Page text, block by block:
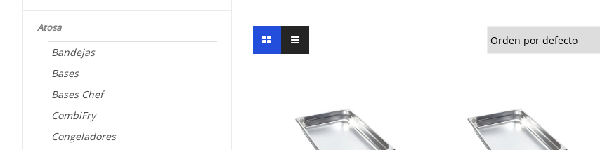
Atosa
Bandejas
Bases
Bases Chef
CombiFry
Congeladores